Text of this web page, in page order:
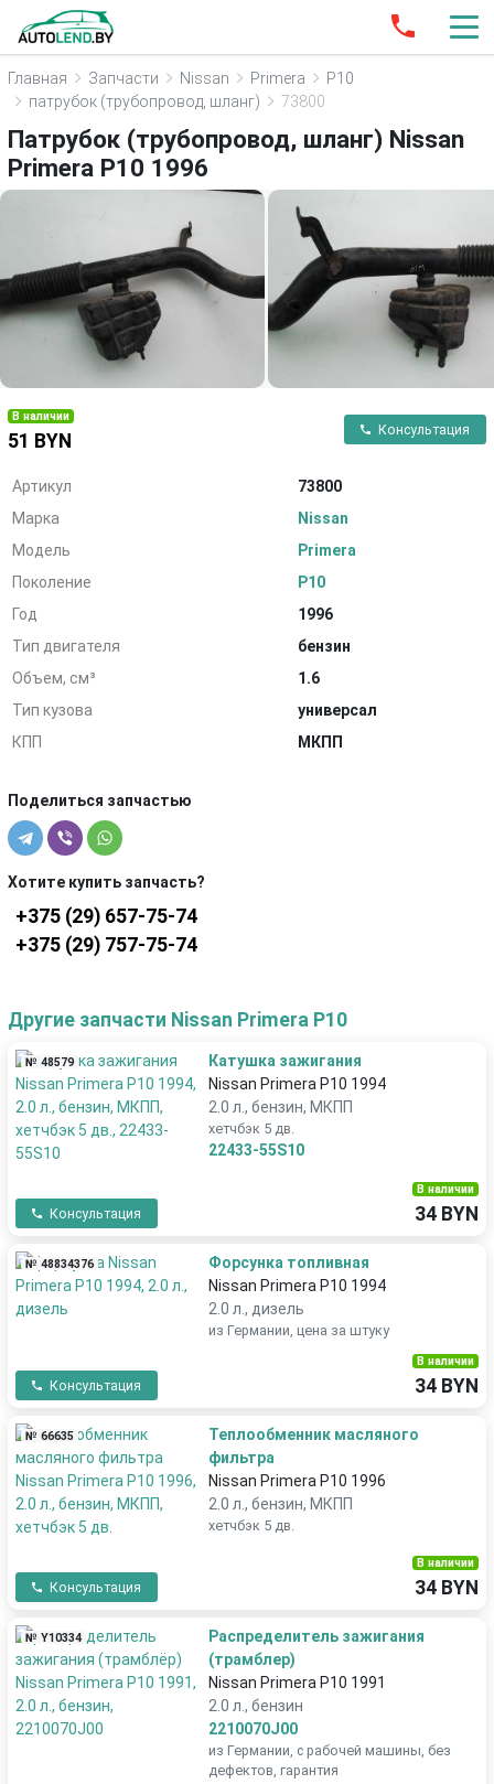
Главная Запчасти Nissan Primera
P10
патрубок (трубопровод, шланг)
73800
Патрубок (трубопровод, шланг) Nissan
Primera P10 1996
В наличии
51 BYN
Консультация
Артикул
73800
Марка
Nissan
Модель
Primera
Поколение
P10
Год
1996
Тип двигателя
бензин
Объем, см³
1.6
Тип кузова
универсал
КПП
МКПП
Поделиться запчастью
Хотите купить запчасть?
+375 (29) 657-75-74
+375 (29) 757-75-74
Другие запчасти Nissan Primera P10
№ 48579
Катушка зажигания
Nissan Primera P10 1994
2.0 л., бензин, МКПП
хетчбэк 5 дв.
22433-55S10
Консультация
В наличии
34 BYN
№ 48834376
Форсунка топливная
Nissan Primera P10 1994
2.0 л., дизель
из Германии, цена за штуку
Консультация
В наличии
34 BYN
№ 66635
Теплообменник масляного
фильтра
Nissan Primera P10 1996
2.0 л., бензин, МКПП
хетчбэк 5 дв.
Консультация
В наличии
34 BYN
№ Y10334
Распределитель зажигания
(трамблер)
Nissan Primera P10 1991
2.0 л., бензин
2210070J00
из Германии, с рабочей машины, без
дефектов, гарантия